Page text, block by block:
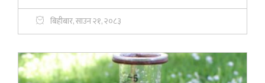
बिहीबार, साउन २१, २०८३